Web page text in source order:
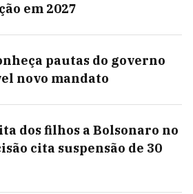
em 2027
pautas do governo
novo mandato
dos filhos a Bolsonaro no
cita suspensão de 30